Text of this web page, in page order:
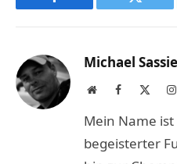
Facebook Twitter
Michael Sassie
WebsiteFacebook
Mein Name
begeisterter